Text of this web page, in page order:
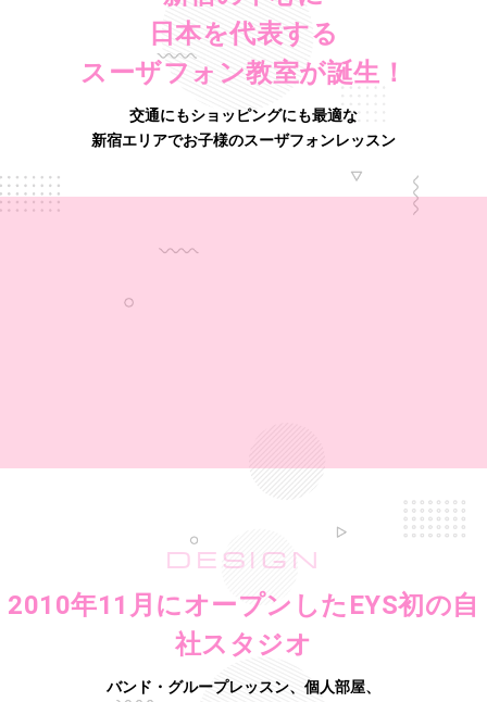
日本を代表する
スーザフォン教室が誕生！
交通にもショッピングにも最適な
新宿エリアでお子様のスーザフォンレッスン
DESIGN
2010年11月にオープンしたEYS初の自
社スタジオ
バンド・グループレッスン、個人部屋、